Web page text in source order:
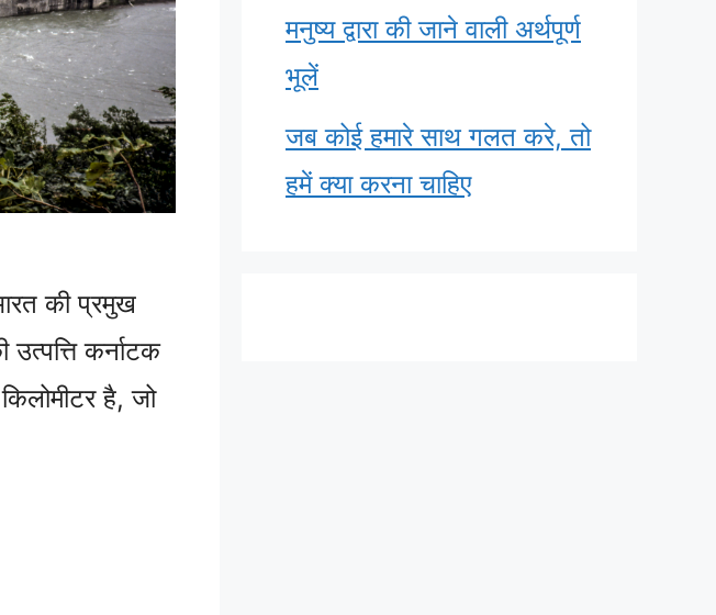
की प्रमुख
कर्नाटक
है, जो
मनुष्य द्वारा की जाने वाली अर्थपूर्ण
भूलें
जब कोई हमारे साथ गलत करे, तो
हमें क्या करना चाहिए